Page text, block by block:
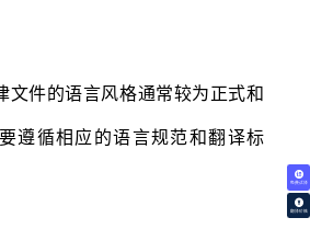
免费试译
翻译价格
件的语言风格通常较为正式和
遵循相应的语言规范和翻译标